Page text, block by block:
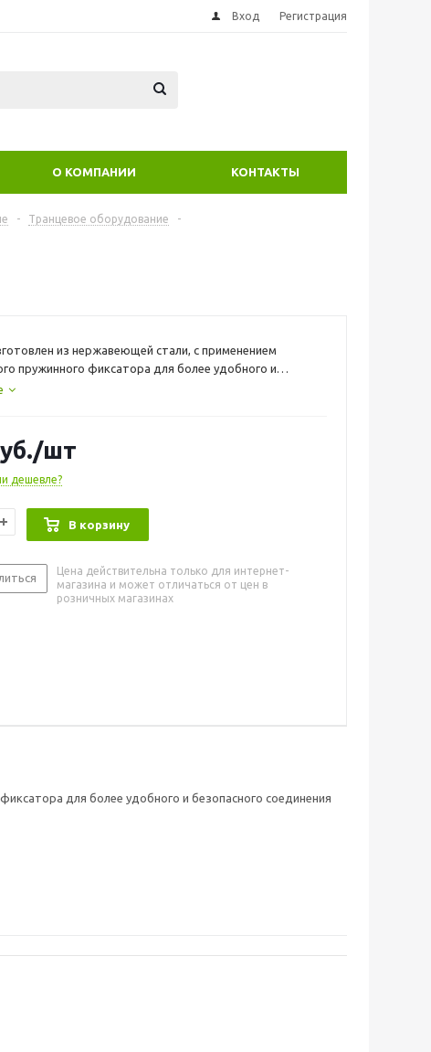
Вход Регистрация
О КОМПАНИИ КОНТАКТЫ
- Транцевое оборудование
-
из нержавеющей стали, с применением
пружинного фиксатора для более удобного и
соединения канатов, швартовых и т.д.
нержавеющая сталь
/шт
дешевле?
В корзину
Цена действительна только для интернет-
магазина и может отличаться от цен в
розничных магазинах
для более удобного и безопасного соединения